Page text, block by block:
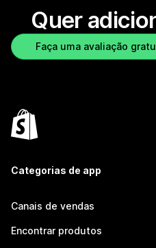
Quer
Faça uma avaliação
Categorias de app
Canais de vendas
Encontrar produtos